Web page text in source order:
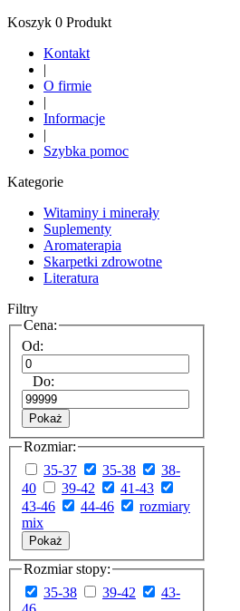
Koszyk 0 Produkt
Kontakt
|
O firmie
|
Informacje
|
Szybka pomoc
Kategorie
Witaminy i minerały
Suplementy
Aromaterapia
Skarpetki zdrowotne
Literatura
Filtry
Cena:
Od:
Do:
Pokaż
Rozmiar:
35-37
35-38
38-
40
39-42
41-43
43-46
44-46
rozmiary
mix
Pokaż
Rozmiar stopy:
35-38
39-42
43-